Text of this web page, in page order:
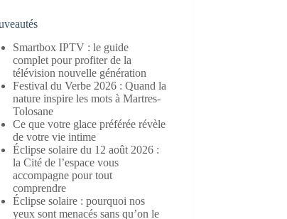
Smartbox IPTV : le guide
complet pour profiter de la
télévision nouvelle génération
Festival du Verbe 2026 : Quand la
nature inspire les mots à Martres-
Tolosane
Ce que votre glace préférée révèle
de votre vie intime
Éclipse solaire du 12 août 2026 :
la Cité de l’espace vous
accompagne pour tout
comprendre
Éclipse solaire : pourquoi nos
yeux sont menacés sans qu’on le